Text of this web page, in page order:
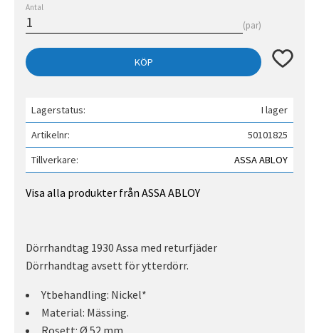
Antal
par
KÖP Lägg till
Lagerstatus
I lager
Artikelnr
50101825
Tillverkare
ASSA ABLOY
Visa alla produkter från ASSA ABLOY
Dörrhandtag 1930 Assa med returfjäder
Dörrhandtag avsett för ytterdörr.
Ytbehandling: Nickel*
Material: Mässing.
Rosett: Ø 52 mm.